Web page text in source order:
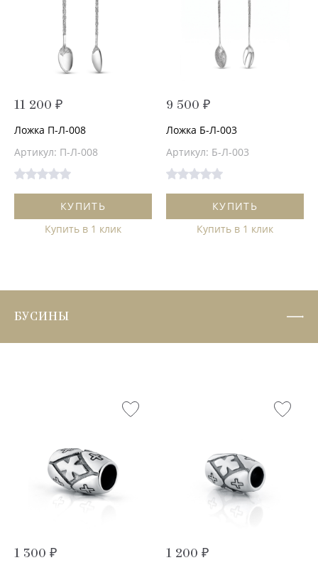
11 200 ₽
Ложка П-Л-008
Артикул: П-Л-008
КУПИТЬ
Купить в 1 клик
9 500 ₽
Ложка Б-Л-003
Артикул: Б-Л-003
КУПИТЬ
Купить в 1 клик
БУСИНЫ
1 300 ₽ 1 200 ₽